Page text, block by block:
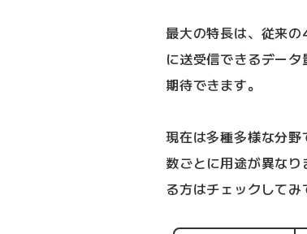
最大の特長は、従来
に送受信できるデー
期待できます。
現在は多種多様な分
数ごとに用途が異な
る方はチェックしてみ